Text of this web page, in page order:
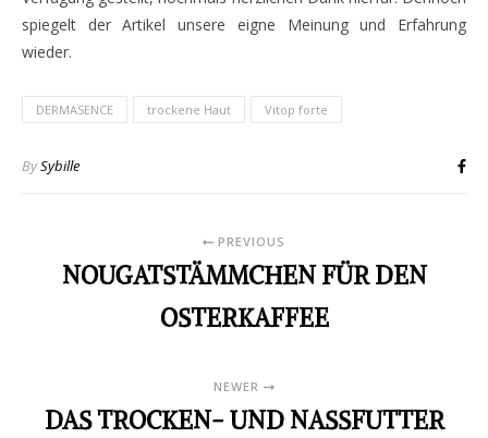
spiegelt der Artikel unsere eigne Meinung und Erfahrung
wieder.
DERMASENCE trockene Haut Vitop forte
BySybille
PREVIOUS
NOUGATSTÄMMCHEN FÜR DEN
OSTERKAFFEE
NEWER
DAS TROCKEN- UND NASSFUTTER